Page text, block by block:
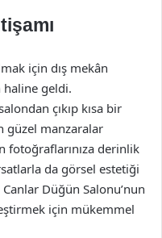
için dış mekân
haline geldi.
çıkıp kısa bir
güzel manzaralar
fotoğraflarınıza derinlik
da görsel estetiği
Düğün Salonu’nun
için mükemmel